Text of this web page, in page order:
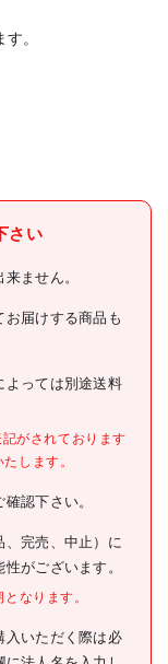
。
HLF-120用ハード
ター Φ100 固定
(N):500
(kgf):51
P(mm):8.8
チ
固定
(daN):50
さい
ません。
届けする商品も
よっては別途送料
がされております
します。
認下さい。
完売、中止）に
がございます。
なります。
入いただく際は必